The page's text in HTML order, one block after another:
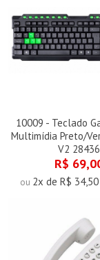
10009 - Teclado
Multimídia Preto/
V2 28436
R$
ou 2x de R$ 34,50